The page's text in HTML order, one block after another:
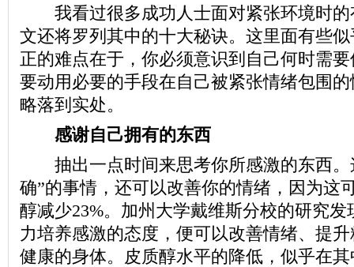
我看过很多成功人士面对紧张环境时的
文还将罗列其中的十大秘诀。这里面有些
正的难点在于，你必须意识到自己何时需
要动用必要的手段在自己被紧张情绪包围
略落到实处。
感谢自己拥有的东西
抽出一点时间来思考你所感激的东西。
确”的事情，还可以改善你的情绪，因为这
醇减少23%。加州大学戴维斯分校的研究
力培养感激的态度，便可以改善情绪、提
健康的身体。皮质醇水平的降低，似乎在